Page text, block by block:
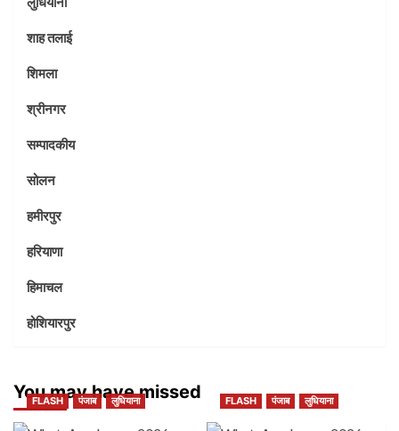
शाह तलाई
शिमला
श्रीनगर
सम्पादकीय
सोलन
हमीरपुर
हरियाणा
हिमाचल
होशियारपुर
You may have missed
FLASH पंजाब लुधियाना FLASH पंजाब लुधियाना